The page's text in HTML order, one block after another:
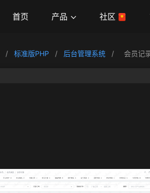
首页 产品 社区
/ 标准版PHP / 后台管理系统 / 会员记